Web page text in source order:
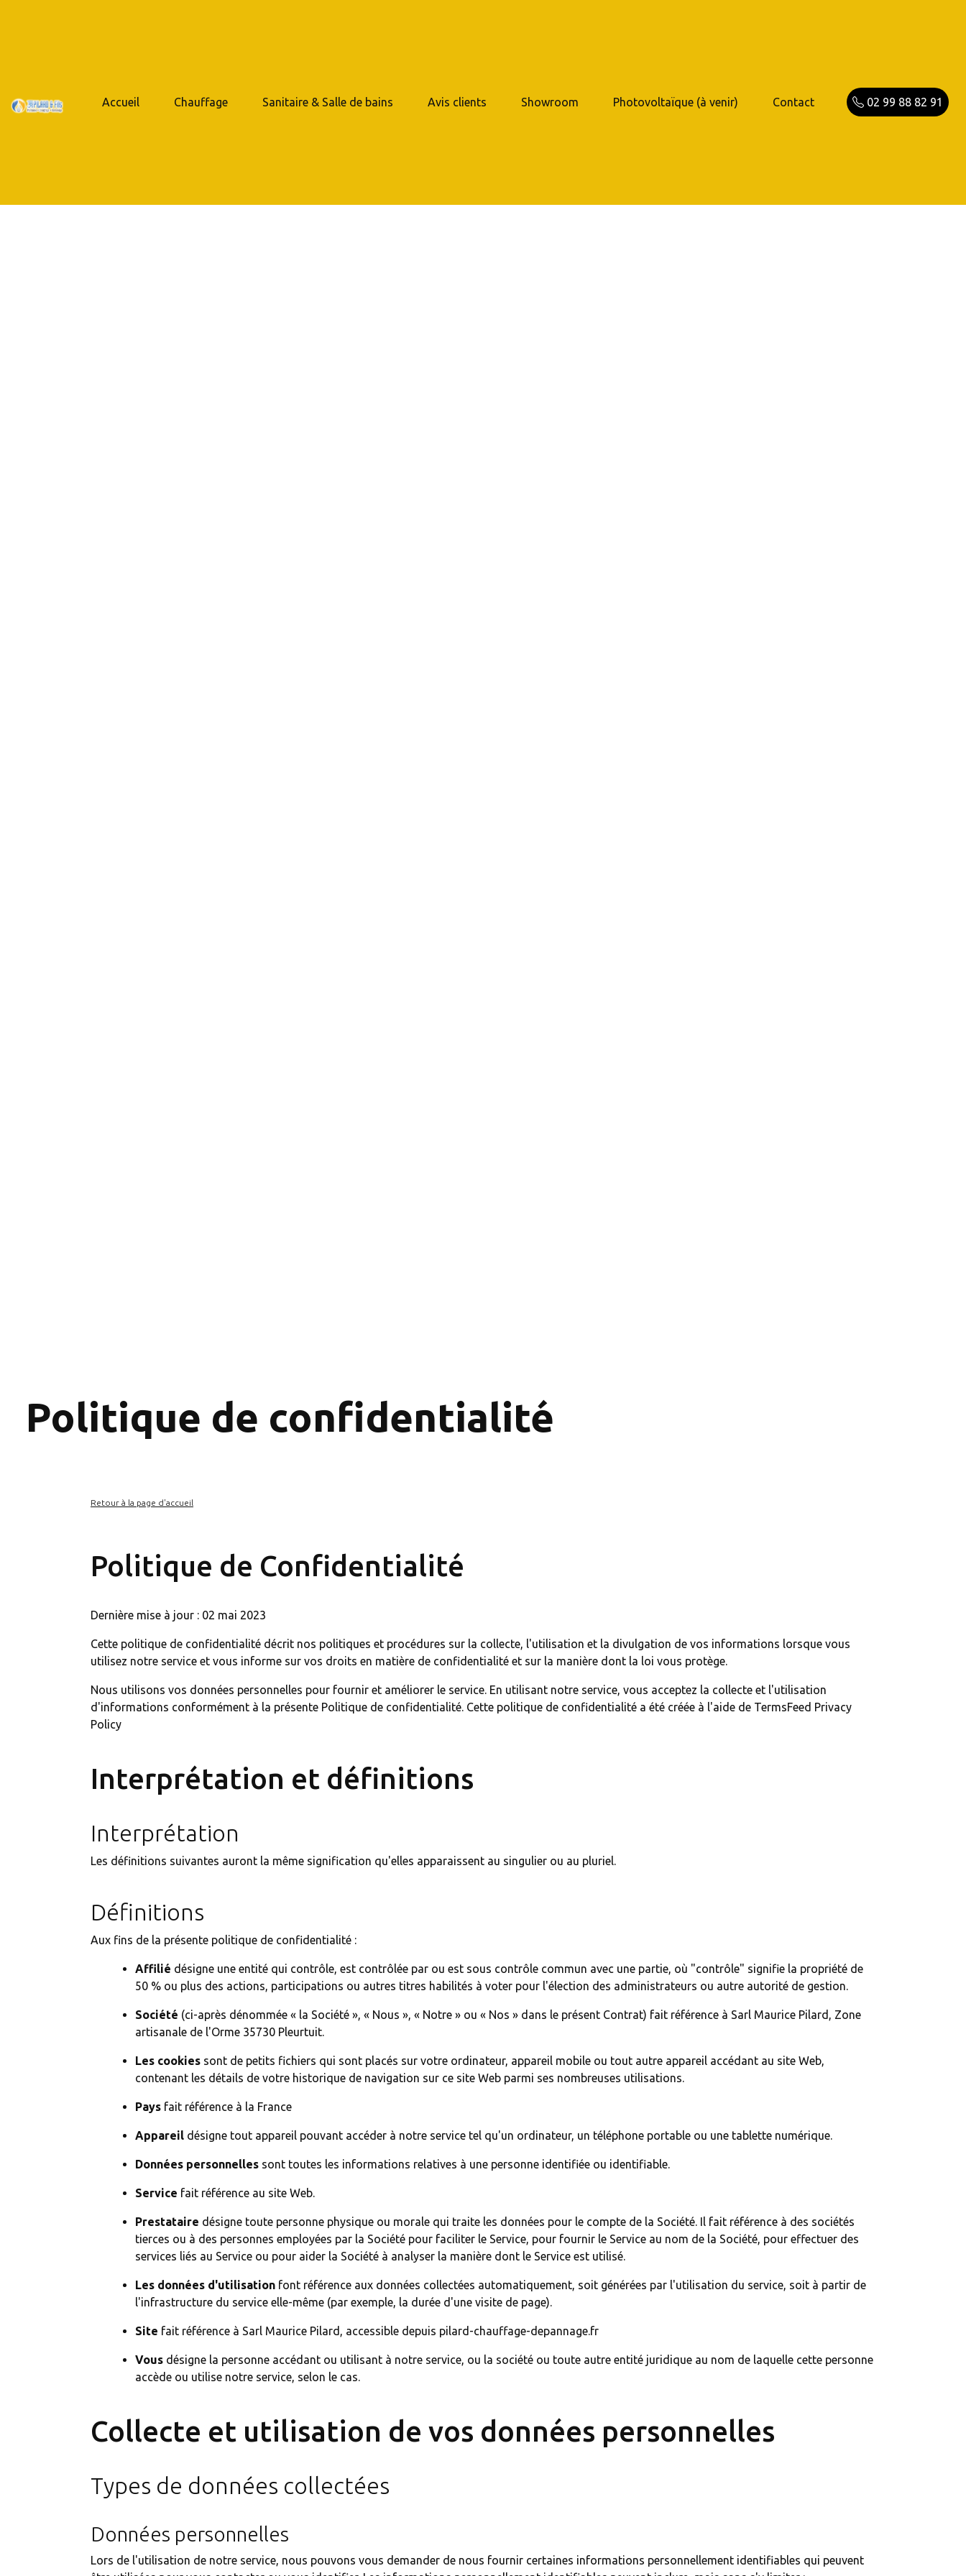
Accueil Chauffage Sanitaire & Salle de bains Avis clients Showroom Photovoltaïque (à venir) Contact 02 99 88 82 91
Politique de confidentialité
Retour à la page d'accueil
Politique de Confidentialité
Dernière mise à jour : 02 mai 2023
Cette politique de confidentialité décrit nos politiques et procédures sur la collecte, l'utilisation et la divulgation de vos informations lorsque vous
utilisez notre service et vous informe sur vos droits en matière de confidentialité et sur la manière dont la loi vous protège.
Nous utilisons vos données personnelles pour fournir et améliorer le service. En utilisant notre service, vous acceptez la collecte et l'utilisation
d'informations conformément à la présente Politique de confidentialité. Cette politique de confidentialité a été créée à l'aide de TermsFeed Privacy
Policy
Interprétation et définitions
Interprétation
Les définitions suivantes auront la même signification qu'elles apparaissent au singulier ou au pluriel.
Définitions
Aux fins de la présente politique de confidentialité :
Affilié désigne une entité qui contrôle, est contrôlée par ou est sous contrôle commun avec une partie, où "contrôle" signifie la propriété de
50 % ou plus des actions, participations ou autres titres habilités à voter pour l'élection des administrateurs ou autre autorité de gestion.
Société (ci-après dénommée « la Société », « Nous », « Notre » ou « Nos » dans le présent Contrat) fait référence à Sarl Maurice Pilard, Zone
artisanale de l'Orme 35730 Pleurtuit.
Les cookies sont de petits fichiers qui sont placés sur votre ordinateur, appareil mobile ou tout autre appareil accédant au site Web,
contenant les détails de votre historique de navigation sur ce site Web parmi ses nombreuses utilisations.
Pays fait référence à la France
Appareil désigne tout appareil pouvant accéder à notre service tel qu'un ordinateur, un téléphone portable ou une tablette numérique.
Données personnelles sont toutes les informations relatives à une personne identifiée ou identifiable.
Service fait référence au site Web.
Prestataire désigne toute personne physique ou morale qui traite les données pour le compte de la Société. Il fait référence à des sociétés
tierces ou à des personnes employées par la Société pour faciliter le Service, pour fournir le Service au nom de la Société, pour effectuer des
services liés au Service ou pour aider la Société à analyser la manière dont le Service est utilisé.
Les données d'utilisation font référence aux données collectées automatiquement, soit générées par l'utilisation du service, soit à partir de
l'infrastructure du service elle-même (par exemple, la durée d'une visite de page).
Site fait référence à Sarl Maurice Pilard, accessible depuis pilard-chauffage-depannage.fr
Vous désigne la personne accédant ou utilisant à notre service, ou la société ou toute autre entité juridique au nom de laquelle cette personne
accède ou utilise notre service, selon le cas.
Collecte et utilisation de vos données personnelles
Types de données collectées
Données personnelles
Lors de l'utilisation de notre service, nous pouvons vous demander de nous fournir certaines informations personnellement identifiables qui peuvent